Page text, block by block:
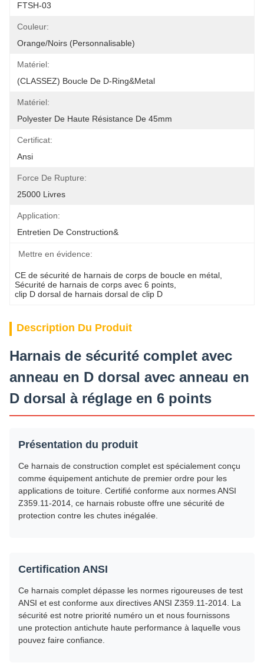
FTSH-03
Couleur:
Orange/noirs (personnalisable)
Matériel:
(CLASSEZ) Boucle De D-Ring&metal
Matériel:
Polyester De Haute Résistance De 45mm
Certificat:
Ansi
Force De Rupture:
25000 Livres
Application:
Entretien De Construction&
Mettre en évidence:
CE de sécurité de harnais de corps de boucle en métal
Sécurité de harnais de corps avec 6 points
clip D dorsal de harnais dorsal de clip D
Description Du Produit
Harnais de sécurité complet avec
anneau en D dorsal avec anneau en
D dorsal à réglage en 6 points
Présentation du produit
Ce harnais de construction complet est spécialement conçu
comme équipement antichute de premier ordre pour les
applications de toiture. Certifié conforme aux normes ANSI
Z359.11-2014, ce harnais robuste offre une sécurité de
protection contre les chutes inégalée.
Certification ANSI
Ce harnais complet dépasse les normes rigoureuses de test
ANSI et est conforme aux directives ANSI Z359.11-2014. La
sécurité est notre priorité numéro un et nous fournissons
une protection antichute haute performance à laquelle vous
pouvez faire confiance.